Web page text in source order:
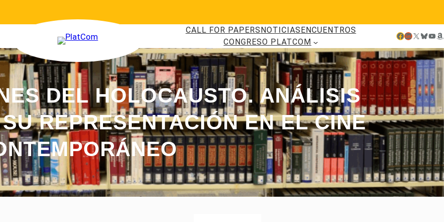
CALL FOR PAPERS NOTICIAS ENCUENTROS
CONGRESO PLATCOM
Facebook LinkedIn X Bluesky YouTube Amazon
DEL HOLOCAUSTO. ANÁLISIS
REPRESENTACIÓN EN EL CINE